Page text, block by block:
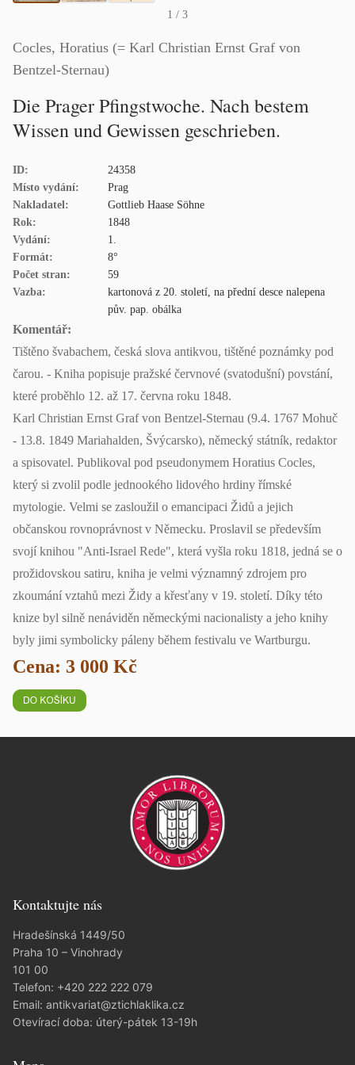
1 / 3
Cocles, Horatius (= Karl Christian Ernst Graf von
Bentzel-Sternau)
Die Prager Pfingstwoche. Nach bestem
Wissen und Gewissen geschrieben.
ID:
24358
Místo vydání:
Prag
Nakladatel:
Gottlieb Haase Söhne
Rok:
1848
Vydání:
1.
Formát:
8°
Počet stran:
59
Vazba:
kartonová z 20. století, na přední desce nalepena
pův. pap. obálka
Komentář:
Tištěno švabachem, česká slova antikvou, tištěné poznámky pod
čarou. - Kniha popisuje pražské červnové (svatodušní) povstání,
které proběhlo 12. až 17. června roku 1848.
Karl Christian Ernst Graf von Bentzel-Sternau (9.4. 1767 Mohuč
- 13.8. 1849 Mariahalden, Švýcarsko), německý státník, redaktor
a spisovatel. Publikoval pod pseudonymem Horatius Cocles,
který si zvolil podle jednookého lidového hrdiny římské
mytologie. Velmi se zasloužil o emancipaci Židů a jejich
občanskou rovnoprávnost v Německu. Proslavil se především
svojí knihou "Anti-Israel Rede", která vyšla roku 1818, jedná se o
prožidovskou satiru, kniha je velmi významný zdrojem pro
zkoumání vztahů mezi Židy a křesťany v 19. století. Díky této
knize byl silně nenáviděn německými nacionalisty a jeho knihy
byly jimi symbolicky páleny během festivalu ve Wartburgu.
Cena: 3 000 Kč
Kontaktujte nás
Hradešínská 1449/50
Praha 10 – Vinohrady
101 00
Telefon: +420 222 222 079
Email: antikvariat@ztichlaklika.cz
Otevírací doba: úterý-pátek 13-19h